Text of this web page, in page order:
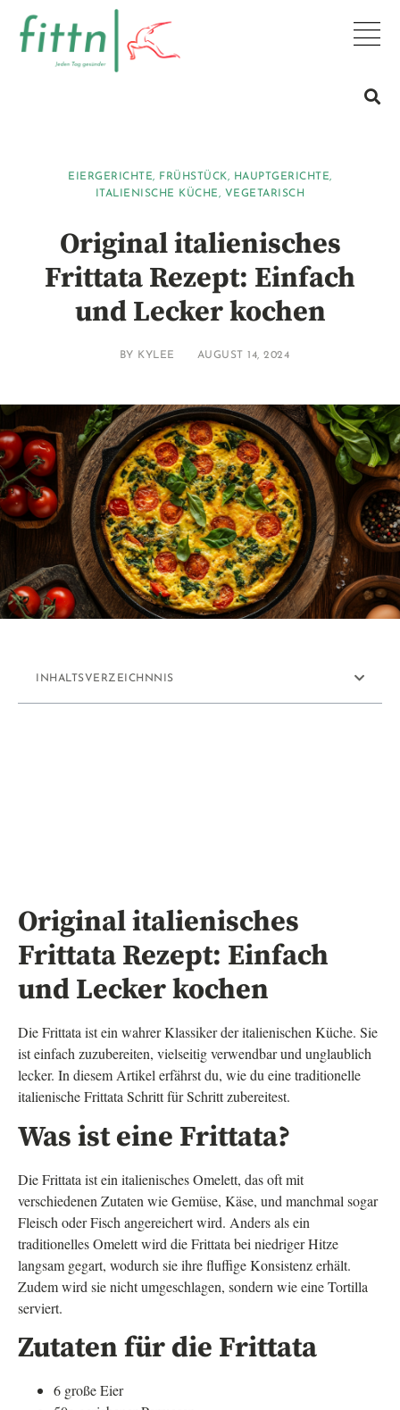
EIERGERICHTE, FRÜHSTÜCK, HAUPTGERICHTE,
ITALIENISCHE KÜCHE, VEGETARISCH
Original italienisches
Frittata Rezept: Einfach
und Lecker kochen
BY KYLEE AUGUST 14, 2024
INHALTSVERZEICHNNIS
Original italienisches
Frittata Rezept: Einfach
und Lecker kochen
Die Frittata ist ein wahrer Klassiker der italienischen Küche. Sie
ist einfach zuzubereiten, vielseitig verwendbar und unglaublich
lecker. In diesem Artikel erfährst du, wie du eine traditionelle
italienische Frittata Schritt für Schritt zubereitest.
Was ist eine Frittata?
Die Frittata ist ein italienisches Omelett, das oft mit
verschiedenen Zutaten wie Gemüse, Käse, und manchmal sogar
Fleisch oder Fisch angereichert wird. Anders als ein
traditionelles Omelett wird die Frittata bei niedriger Hitze
langsam gegart, wodurch sie ihre fluffige Konsistenz erhält.
Zudem wird sie nicht umgeschlagen, sondern wie eine Tortilla
serviert.
Zutaten für die Frittata
6 große Eier